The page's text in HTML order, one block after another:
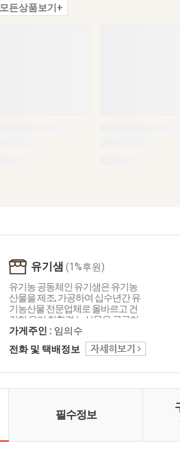
모든상품보기+
유기샘 (1%후원)
유기농 공동체인 유기샘은 유기농
산물을 제조, 가공하여 십수년간 유
기농산물 전문업체로 올바르고 건
강한 우리 친환경 농산물을 공급하
는 생명 중심의 농업공동체입니다.
유기샘이 드리는 세 가지 약속 1.올
곧은 친환경 명인이 지은 농산물로
주는 제품을 만들겠습니다. 3. 철저
가게주인 : 임의수
전화 및 택배정보
필수정보